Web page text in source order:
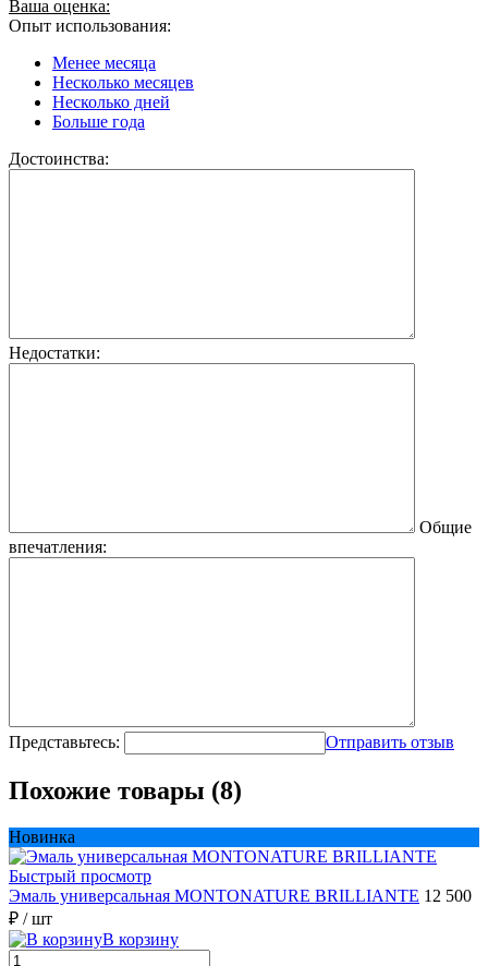
Ваша оценка:
Опыт использования:
Менее месяца
Несколько месяцев
Несколько дней
Больше года
Достоинства:
Недостатки:
Общие
впечатления:
Представьтесь: Отправить отзыв
Похожие товары (8)
Новинка
Быстрый просмотр
Эмаль универсальная MONTONATURE BRILLIANTE 12 500
₽ / шт
В корзину